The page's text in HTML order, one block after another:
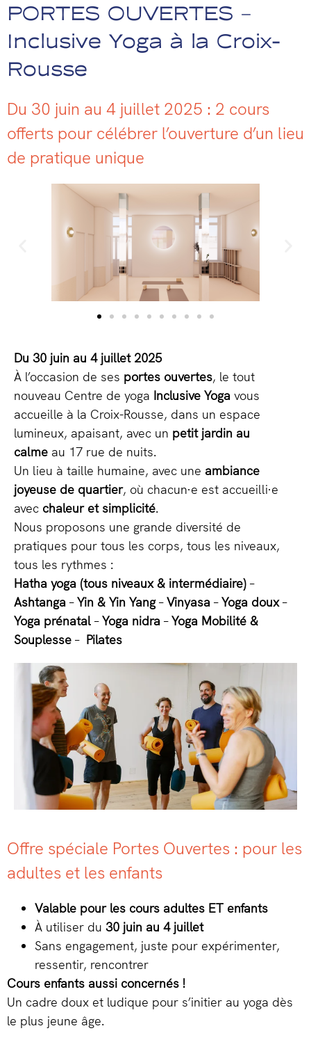
PORTES OUVERTES –
Inclusive Yoga à la Croix-
Rousse
Du 30 juin au 4 juillet 2025 : 2 cours
offerts pour célébrer l’ouverture d’un lieu
de pratique unique
Du 30 juin au 4 juillet 2025
À l’occasion de ses portes ouvertes, le tout
nouveau Centre de yoga Inclusive Yoga vous
accueille à la Croix-Rousse, dans un espace
lumineux, apaisant, avec un petit jardin au
calme au 17 rue de nuits.
Un lieu à taille humaine, avec une ambiance
joyeuse de quartier, où chacun·e est accueilli·e
avec chaleur et simplicité.
Nous proposons une grande diversité de
pratiques pour tous les corps, tous les niveaux,
tous les rythmes :
Hatha yoga (tous niveaux & intermédiaire) –
Ashtanga –Yin & Yin Yang–Vinyasa –Yoga doux–
Yoga prénatal –Yoga nidra –Yoga Mobilité &
Souplesse – Pilates
Offre spéciale Portes Ouvertes : pour les
adultes et les enfants
Valable pour les cours adultes ET enfants
À utiliser du 30 juin au 4 juillet
Sans engagement, juste pour expérimenter,
ressentir, rencontrer
Cours enfants aussi concernés !
Un cadre doux et ludique pour s’initier au yoga dès
le plus jeune âge.